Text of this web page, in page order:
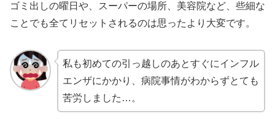
ゴミ出しの曜日や、スーパーの場所、美容院など、些細な
ことでも全てリセットされるのは思ったより大変です。
私も初めての引っ越しのあとすぐにインフル
エンザにかかり、病院事情がわからずとても
苦労しました…。